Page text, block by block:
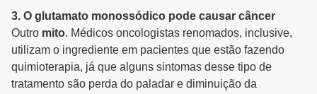
3. O glutamato monossódico pode causar câncer
Outro mito. Médicos oncologistas renomados, inclusive,
utilizam o ingrediente em pacientes que estão fazendo
quimioterapia, já que alguns sintomas desse tipo de
tratamento são perda do paladar e diminuição da